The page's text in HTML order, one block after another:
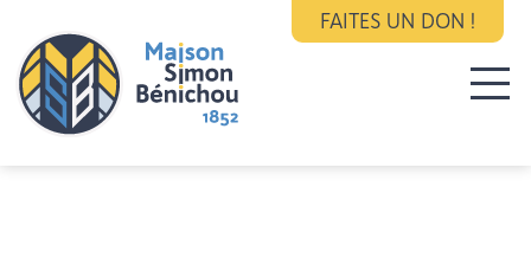
FAITES UN DON !